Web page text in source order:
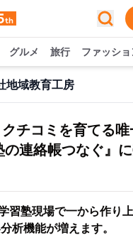
グルメ 旅行 ファッシ
地域教育工房
チコミを育てる
の連絡帳つなぐ』
習塾現場で一から作り
析機能が増えます。